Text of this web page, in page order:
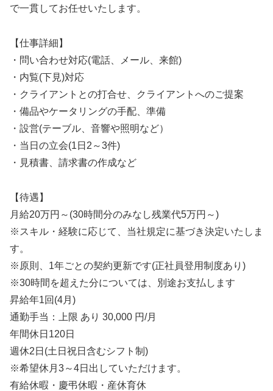
で一貫してお任せいたします。
【仕事詳細】
・問い合わせ対応(電話、メール、来館)
・内覧(下見)対応
・クライアントとの打合せ、クライアントへのご提案
・備品やケータリングの手配、準備
・設営(テーブル、音響や照明など）
・当日の立会(1日2～3件)
・見積書、請求書の作成など
【待遇】
月給20万円～(30時間分のみなし残業代5万円～)
※スキル・経験に応じて、当社規定に基づき決定いたしま
す。
※原則、1年ごとの契約更新です(正社員登用制度あり)
※30時間を超えた分については、別途お支払します
昇給年1回(4月)
通勤手当：上限 あり 30,000 円/月
年間休日120日
週休2日(土日祝日含むシフト制)
※希望休月3～4日出していただけます。
有給休暇・慶弔休暇・産休育休